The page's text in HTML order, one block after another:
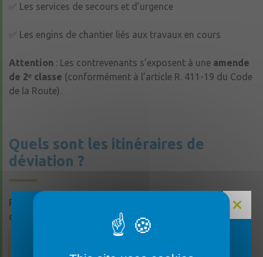
✅ Les services de secours et d’urgence
✅ Les engins de chantier liés aux travaux en cours
Attention : Les contrevenants s’exposent à une amende
de 2ᵉ classe (conformément à l’article R. 411-19 du Code
de la Route).
Quels sont les itinéraires de
déviation ?
Pour contourner les zones interdites, les poids lourds
doivent emprunter les itinéraires suivants :